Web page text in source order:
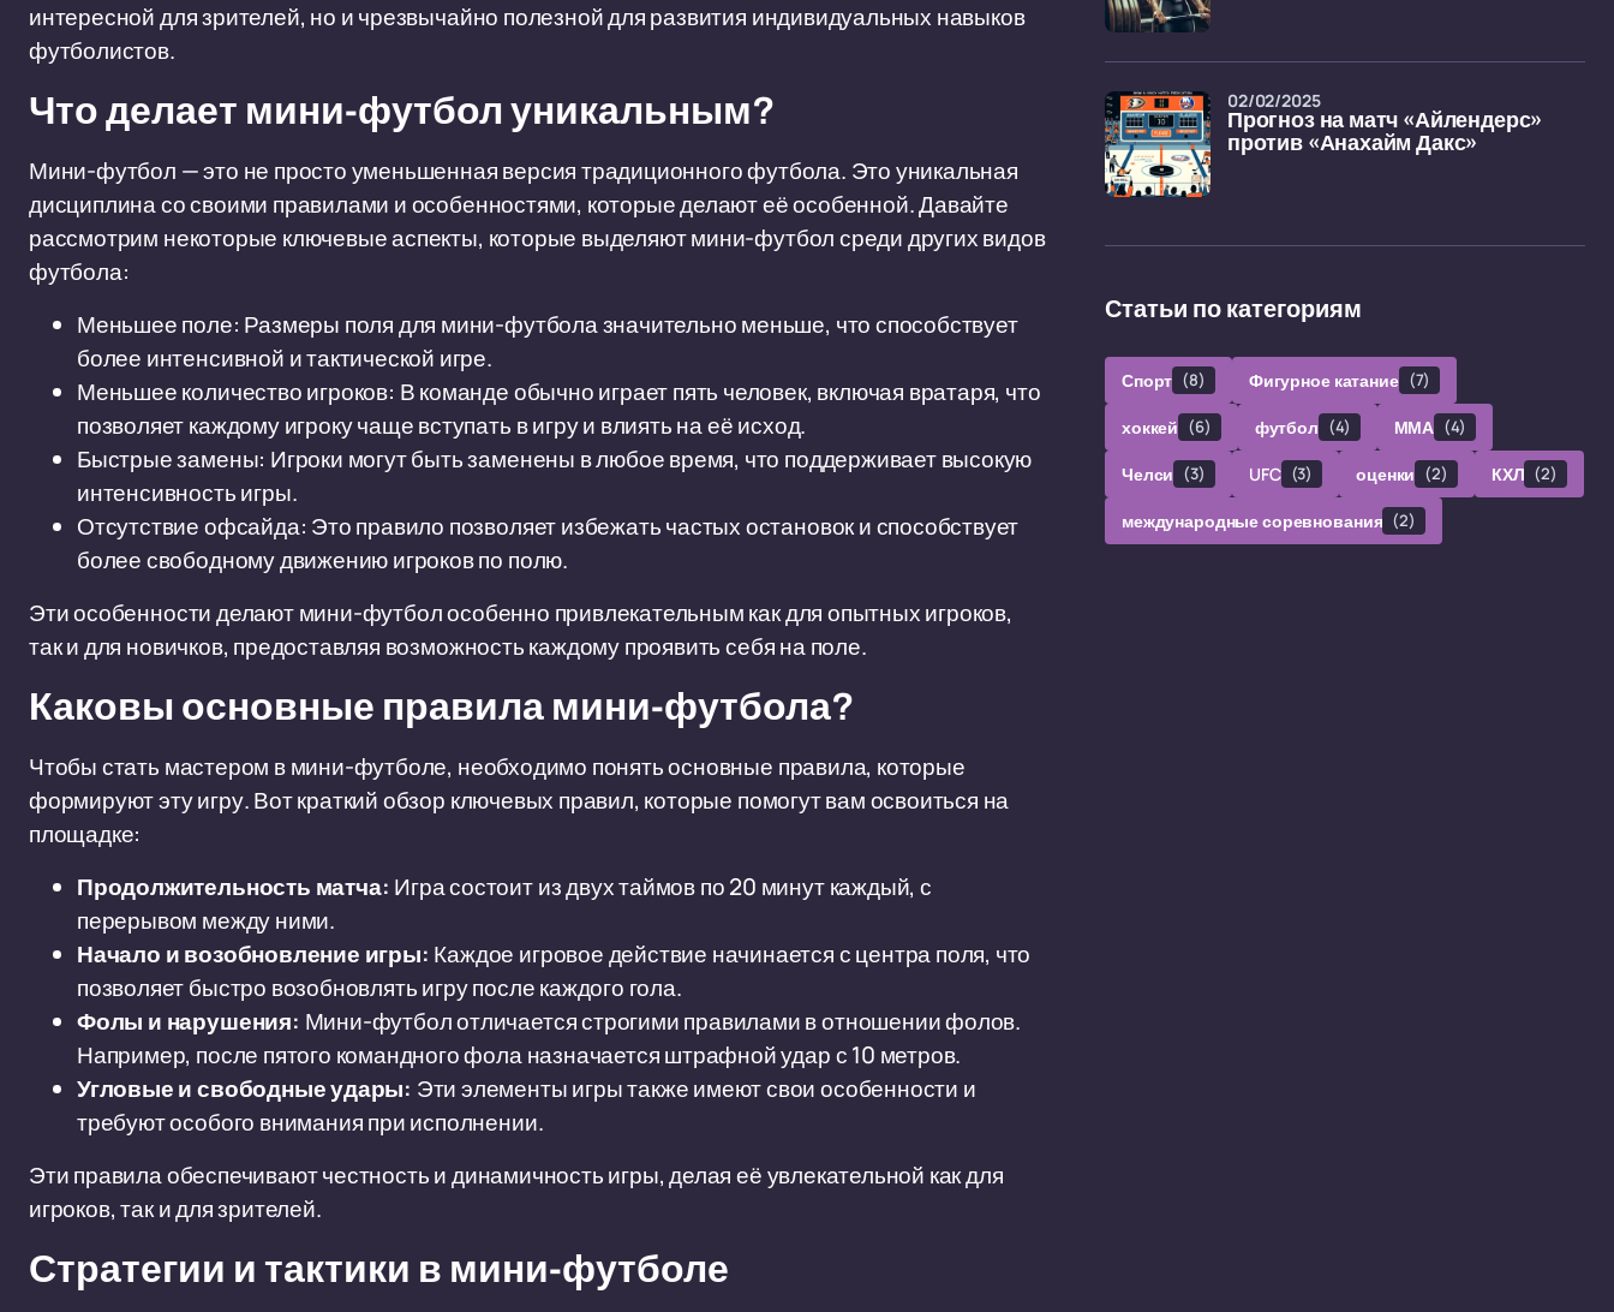
интересной для зрителей, но и чрезвычайно полезной для развития индивидуальных навыков
футболистов.
Что делает мини-футбол уникальным?
Мини-футбол — это не просто уменьшенная версия традиционного футбола. Это уникальная
дисциплина со своими правилами и особенностями, которые делают её особенной. Давайте
рассмотрим некоторые ключевые аспекты, которые выделяют мини-футбол среди других видов
футбола:
Меньшее поле: Размеры поля для мини-футбола значительно меньше, что способствует
более интенсивной и тактической игре.
Меньшее количество игроков: В команде обычно играет пять человек, включая вратаря, что
позволяет каждому игроку чаще вступать в игру и влиять на её исход.
Быстрые замены: Игроки могут быть заменены в любое время, что поддерживает высокую
интенсивность игры.
Отсутствие офсайда: Это правило позволяет избежать частых остановок и способствует
более свободному движению игроков по полю.
Эти особенности делают мини-футбол особенно привлекательным как для опытных игроков,
так и для новичков, предоставляя возможность каждому проявить себя на поле.
Каковы основные правила мини-футбола?
Чтобы стать мастером в мини-футболе, необходимо понять основные правила, которые
формируют эту игру. Вот краткий обзор ключевых правил, которые помогут вам освоиться на
площадке:
Продолжительность матча: Игра состоит из двух таймов по 20 минут каждый, с
перерывом между ними.
Начало и возобновление игры: Каждое игровое действие начинается с центра поля, что
позволяет быстро возобновлять игру после каждого гола.
Фолы и нарушения: Мини-футбол отличается строгими правилами в отношении фолов.
Например, после пятого командного фола назначается штрафной удар с 10 метров.
Угловые и свободные удары: Эти элементы игры также имеют свои особенности и
требуют особого внимания при исполнении.
Эти правила обеспечивают честность и динамичность игры, делая её увлекательной как для
игроков, так и для зрителей.
Стратегии и тактики в мини-футболе
Прогноз на матч «Айлендерс»
против «Анахайм Дакс»
02/02/2025
Статьи по категориям
Спорт (8) Фигурное катание (7)
хоккей (6) футбол (4) ММА (4)
Челси (3) UFC (3) оценки (2) КХЛ (2)
международные соревнования (2)